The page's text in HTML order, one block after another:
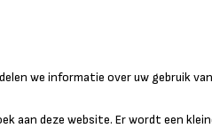
we informatie over uw gebruik
aan deze website. Er wordt een
Duurzaam